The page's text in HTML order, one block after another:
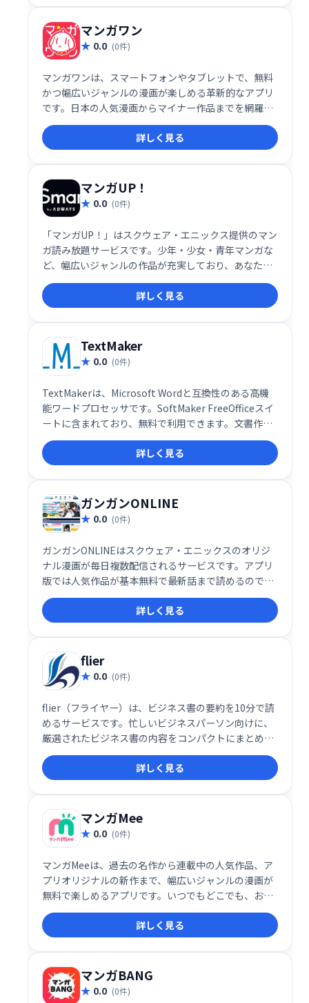
マンガワン
0.0 (0件)
マンガワンは、スマートフォンやタブレットで、無料
かつ幅広いジャンルの漫画が楽しめる革新的なアプリ
です。日本の人気漫画からマイナー作品までを網羅し
た豊富なラインナップが楽しめます。新作から懐かし
の名作まで、毎日更新されるコンテンツは、いつでも
最新の漫画を楽しめます。
詳しく見る
マンガUP！
0.0 (0件)
「マンガUP！」はスクウェア・エニックス提供のマン
ガ読み放題サービスです。少年・少女・青年マンガな
ど、幅広いジャンルの作品が充実しており、あなたに
ぴったりの作品が見つかる推薦機能も搭載。新しいマ
ンガとの出会いを提供し、読み応えのある時間を約束
します。
詳しく見る
TextMaker
0.0 (0件)
TextMakerは、Microsoft Wordと互換性のある高機
能ワードプロセッサです。SoftMaker FreeOfficeスイ
ートに含まれており、無料で利用できます。文書作
成、編集、フォーマット設定など、Wordと同様の機能
を備えながら、シンプルで使いやすいインターフェー
スが特徴です。個人利用からビジネスシーンまで幅広
く活用できます。 無料なので、まずはお試しくださ
い。
詳しく見る
ガンガンONLINE
0.0 (0件)
ガンガンONLINEはスクウェア・エニックスのオリジ
ナル漫画が毎日複数配信されるサービスです。アプリ
版では人気作品が基本無料で最新話まで読めるので、
いつでもどこでも手軽に漫画を楽しめます。豊富なラ
インナップで、あなたのお気に入りの作品がきっと見
つかるはずです！
詳しく見る
flier
0.0 (0件)
flier（フライヤー）は、ビジネス書の要約を10分で読
めるサービスです。忙しいビジネスパーソン向けに、
厳選されたビジネス書の内容をコンパクトにまとめ、
効率的な学習を支援します。重要なポイントを網羅し
た要約で、時間がない方でもビジネス書の知見を簡単
に得られます。
詳しく見る
マンガMee
0.0 (0件)
マンガMeeは、過去の名作から連載中の人気作品、ア
プリオリジナルの新作まで、幅広いジャンルの漫画が
無料で楽しめるアプリです。いつでもどこでも、お気
に入りの漫画を快適に読むことができます。豊富なラ
インナップで、きっとあなたのお気に入りが見つかる
はずです！
詳しく見る
マンガBANG
0.0 (0件)